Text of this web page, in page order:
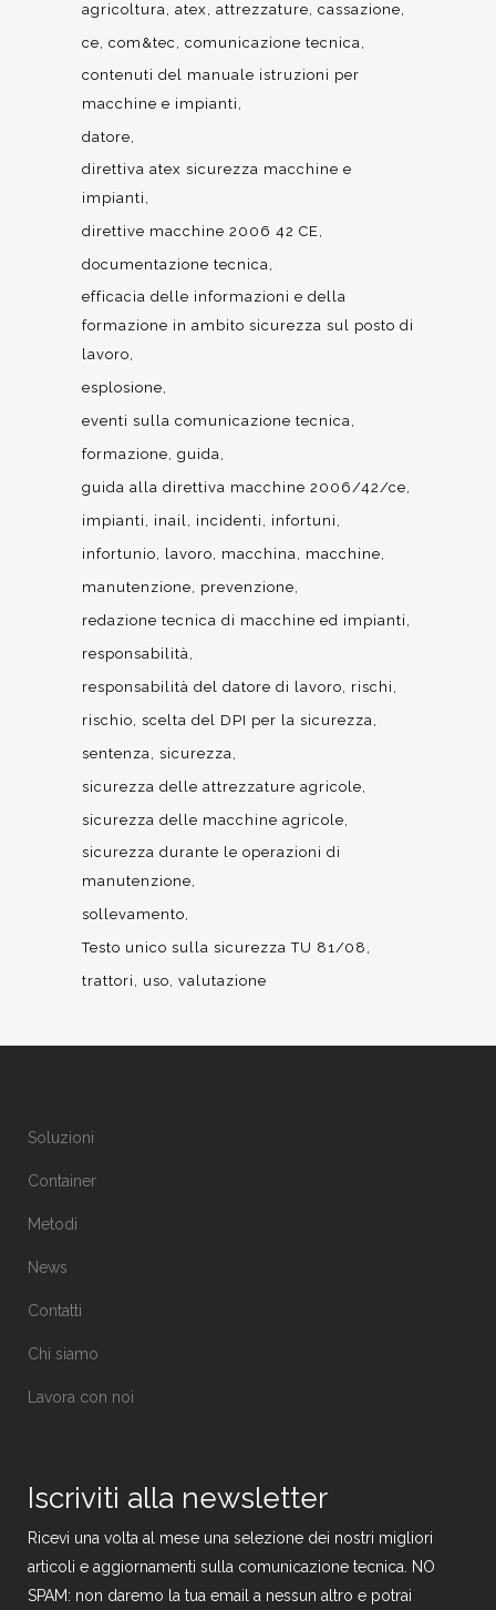
agricoltura atex attrezzature cassazione
ce com&tec
comunicazione tecnica
contenuti del manuale istruzioni per
macchine e impianti
datore
direttiva atex sicurezza macchine e
impianti
direttive macchine 2006 42 CE
documentazione tecnica
efficacia delle informazioni e della
formazione in ambito sicurezza sul posto di
lavoro
esplosione
eventi sulla comunicazione tecnica
formazione guida
guida alla direttiva macchine 2006/42/ce
impianti
inail incidenti
infortuni
infortunio
lavoro macchina
macchine
manutenzione
prevenzione
redazione tecnica di macchine ed impianti
responsabilità
responsabilità del datore di lavoro
rischi
rischio scelta del DPI per la sicurezza
sentenza sicurezza
sicurezza delle attrezzature agricole
sicurezza delle macchine agricole
sicurezza durante le operazioni di
manutenzione
sollevamento
Testo unico sulla sicurezza TU 81/08
trattori
uso valutazione
Soluzioni
Container
Metodi
News
Contatti
Chi siamo
Lavora con noi
Iscriviti alla newsletter
Ricevi una volta al mese una selezione dei nostri migliori
articoli e aggiornamenti sulla comunicazione tecnica. NO
SPAM: non daremo la tua email a nessun altro e potrai